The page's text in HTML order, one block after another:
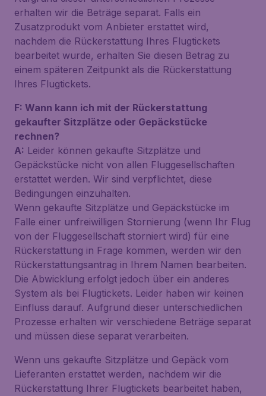
erhalten wir die Beträge separat. Falls ein
Zusatzprodukt vom Anbieter erstattet wird,
nachdem die Rückerstattung Ihres Flugtickets
bearbeitet wurde, erhalten Sie diesen Betrag zu
einem späteren Zeitpunkt als die Rückerstattung
Ihres Flugtickets.
F: Wann kann ich mit der Rückerstattung
gekaufter Sitzplätze oder Gepäckstücke
rechnen?
A: Leider können gekaufte Sitzplätze und
Gepäckstücke nicht von allen Fluggesellschaften
erstattet werden. Wir sind verpflichtet, diese
Bedingungen einzuhalten.
Wenn gekaufte Sitzplätze und Gepäckstücke im
Falle einer unfreiwilligen Stornierung (wenn Ihr Flug
von der Fluggesellschaft storniert wird) für eine
Rückerstattung in Frage kommen, werden wir den
Rückerstattungsantrag in Ihrem Namen bearbeiten.
Die Abwicklung erfolgt jedoch über ein anderes
System als bei Flugtickets. Leider haben wir keinen
Einfluss darauf. Aufgrund dieser unterschiedlichen
Prozesse erhalten wir verschiedene Beträge separat
und müssen diese separat verarbeiten.
Wenn uns gekaufte Sitzplätze und Gepäck vom
Lieferanten erstattet werden, nachdem wir die
Rückerstattung Ihrer Flugtickets bearbeitet haben,